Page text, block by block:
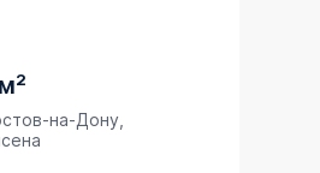
на-Дону,